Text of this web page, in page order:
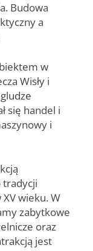
Budowa
a
w
Wisły i
się handel i
i
tradycji
wieku. W
zabytkowe
oraz
jest